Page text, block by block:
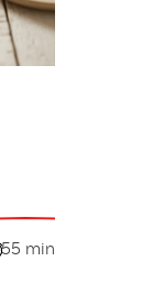
55 min